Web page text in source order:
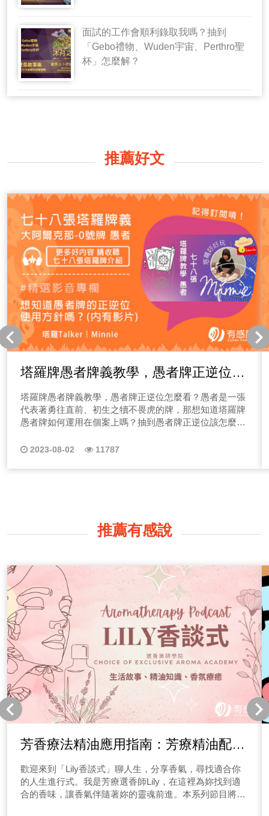
面試的工作會順利錄取我嗎？抽到
「Gebo禮物、Wuden宇宙、Perthro聖
杯」怎麼解？
推薦好文
塔羅牌愚者牌義教學，愚者牌正逆位怎
麼看？
塔羅牌愚者牌義教學，愚者牌正逆位怎麼看？愚者是一張
代表著勇往直前、初生之犢不畏虎的牌，那想知道塔羅牌
愚者牌如何運用在個案上嗎？抽到愚者牌正逆位該怎麼看
2023-08-02 11787
推薦有感說
芳香療法精油應用指南：芳療精油配方
介紹與使用建議
歡迎來到「Lily香談式」聊人生，分享香氣，尋找適合你
的人生進行式。我是芳療選香師Lily，在這裡為妳找到適
合的香味，讓香氣伴隨著妳的靈魂前進。本系列節目將分